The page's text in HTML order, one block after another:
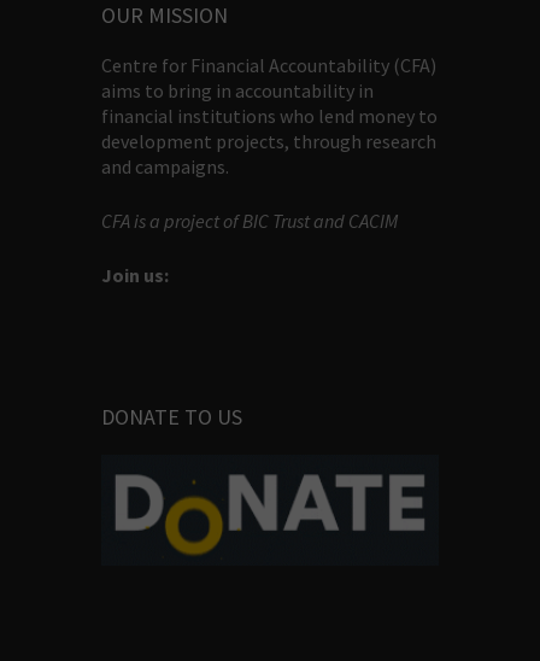
OUR MISSION
Centre for Financial Accountability (CFA)
aims to bring in accountability in
financial institutions who lend money to
development projects, through research
and campaigns.
CFA is a project of BIC Trust and CACIM
Join us:
DONATE TO US